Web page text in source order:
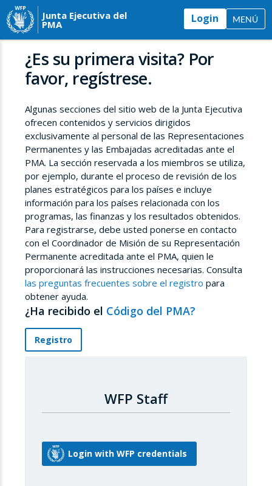
Junta Ejecutiva del
PMA Login MENÚ
¿Es su primera visita? Por
favor, regístrese.
Algunas secciones del sitio web de la Junta Ejecutiva
ofrecen contenidos y servicios dirigidos
exclusivamente al personal de las Representaciones
Permanentes y las Embajadas acreditadas ante el
PMA. La sección reservada a los miembros se utiliza,
por ejemplo, durante el proceso de revisión de los
planes estratégicos para los países e incluye
información para los países relacionada con los
programas, las finanzas y los resultados obtenidos.
Para registrarse, debe usted ponerse en contacto
con el Coordinador de Misión de su Representación
Permanente acreditada ante el PMA, quien le
proporcionará las instrucciones necesarias. Consulta
las preguntas frecuentes sobre el registro para
obtener ayuda.
¿Ha recibido el Código del PMA?
Registro
WFP Staff